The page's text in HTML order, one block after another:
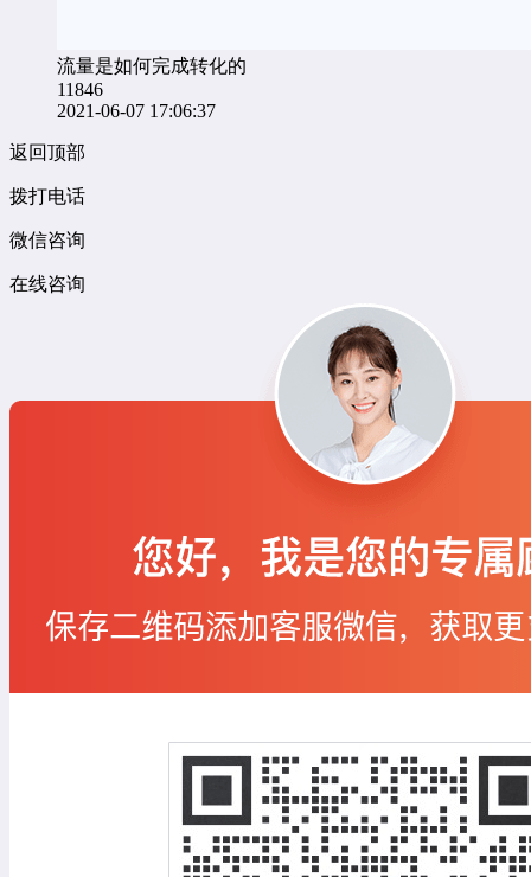
流量是如何完成转化的
11846
2021-06-07 17:06:37
返回顶部
拨打电话
微信咨询
在线咨询